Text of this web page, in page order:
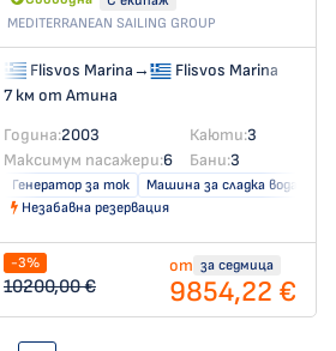
MEDITERRANEAN SAILING GROUP
Flisvos Marina→
Flisvos Marina
7 км от Атина
Година:2003 Каюти:3
Максимум пасажери:6 Бани:3
Генератор за ток Машина за сладка вода
Незабавна резервация
-3%
10200,00 €
от за седмица
9854,22 €